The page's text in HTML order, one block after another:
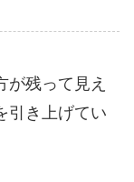
が残って見え
引き上げてい